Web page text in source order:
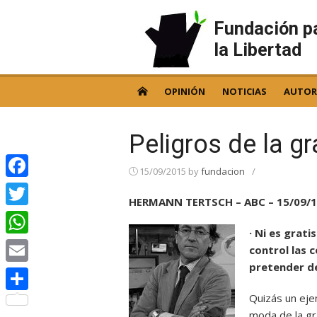
Fundación
la Libertad
OPINIÓN NOTICIAS
Peligros de la
15/09/2015 byfundacion /
HERMANN TERTSCH – ABC – 15/09/
· Ni es
control las
pretender
Quizás un
Facebook
Twitter
WhatsApp
Email
Compartir